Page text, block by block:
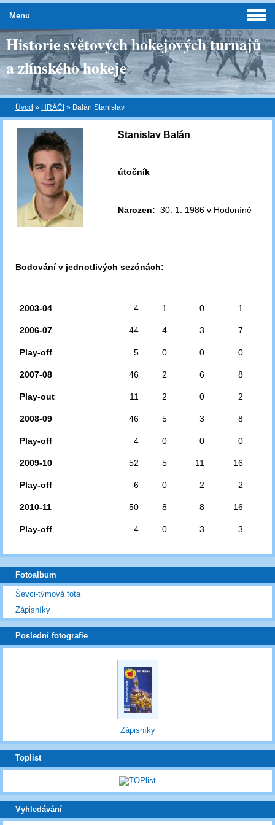
Historie světových hokejových turnajů
a zlínského hokeje
Úvod » HRÁČI » Balán Stanislav
Stanislav Balán
útočník
Narozen: 30. 1. 1986 v Hodoníně
Bodování v jednotlivých sezónách:
2003-04 4 1 0 1
2006-07 44 4 3 7
Play-off 5 0 0 0
2007-08 46 2 6 8
Play-out 11 2 0 2
2008-09 46 5 3 8
Play-off 4 0 0 0
2009-10 52 5 11 16
Play-off 6 0 2 2
2010-11 50 8 8 16
Play-off 4 0 3 3
Menu
Fotoalbum
Ševci-týmová fota
Zápisníky
Poslední fotografie
Zápisníky
Toplist
Vyhledávání